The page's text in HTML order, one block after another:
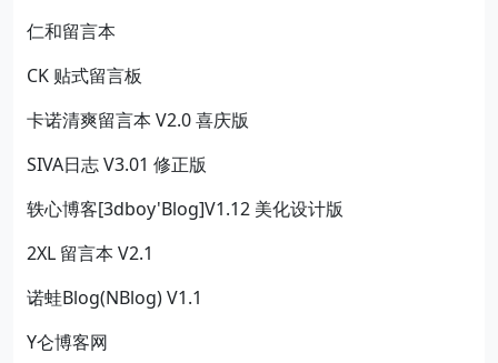
仁和留言本
CK 贴式留言板
卡诺清爽留言本 V2.0 喜庆版
SIVA日志 V3.01 修正版
轶心博客[3dboy'Blog]V1.12 美化设计版
2XL 留言本 V2.1
诺蛙Blog(NBlog) V1.1
Y仑博客网